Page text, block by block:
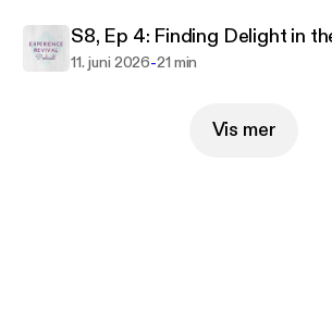
S8, Ep 4: Finding Delight in
11. juni 2026-21 min
Vis mer